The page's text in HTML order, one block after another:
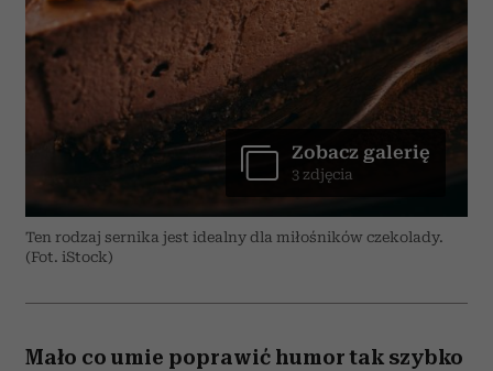
Ten rodzaj sernika jest idealny dla miłośników czekolady.
(Fot. iStock)
Zobacz galerię
3 zdjęcia
Mało co umie poprawić humor tak szybko